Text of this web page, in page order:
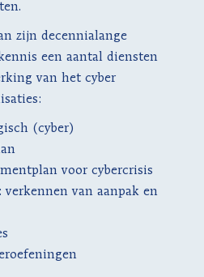
zijn decennialange
een aantal diensten
van het cyber
(cyber)
voor cybercrisis
verkennen van aanpak en